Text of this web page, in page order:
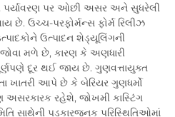
પર્યાવરણ પર ઓછી અસર અને સુધરેલી
છે. ઉચ્ચ-પરફોર્મન્સ ફોર્મ રિલીઝ
ઉત્પાદન શેડ્યૂલિંગની
જોવા મળે છે, કારણ કે અણધારી
દૂર થઈ જાય છે. ગુણવત્તાયુક્ત
ખાતરી આપે છે કે બેરિયર ગુણધર્મો
અસરકારક રહેશે, જોખમી કાસ્ટિંગ
સાથેની પડકારજનક પરિસ્થિતિઓમાં